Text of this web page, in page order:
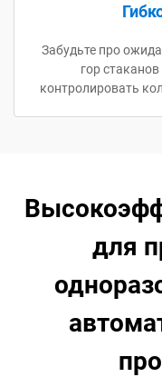
Забудьте про
гор
контролировать
для